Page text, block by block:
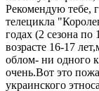
Рекомендую тебе,
телецикла
годах (2 сезона
возрасте 16-17
облом- ни одного
очень.Вот это
украинского